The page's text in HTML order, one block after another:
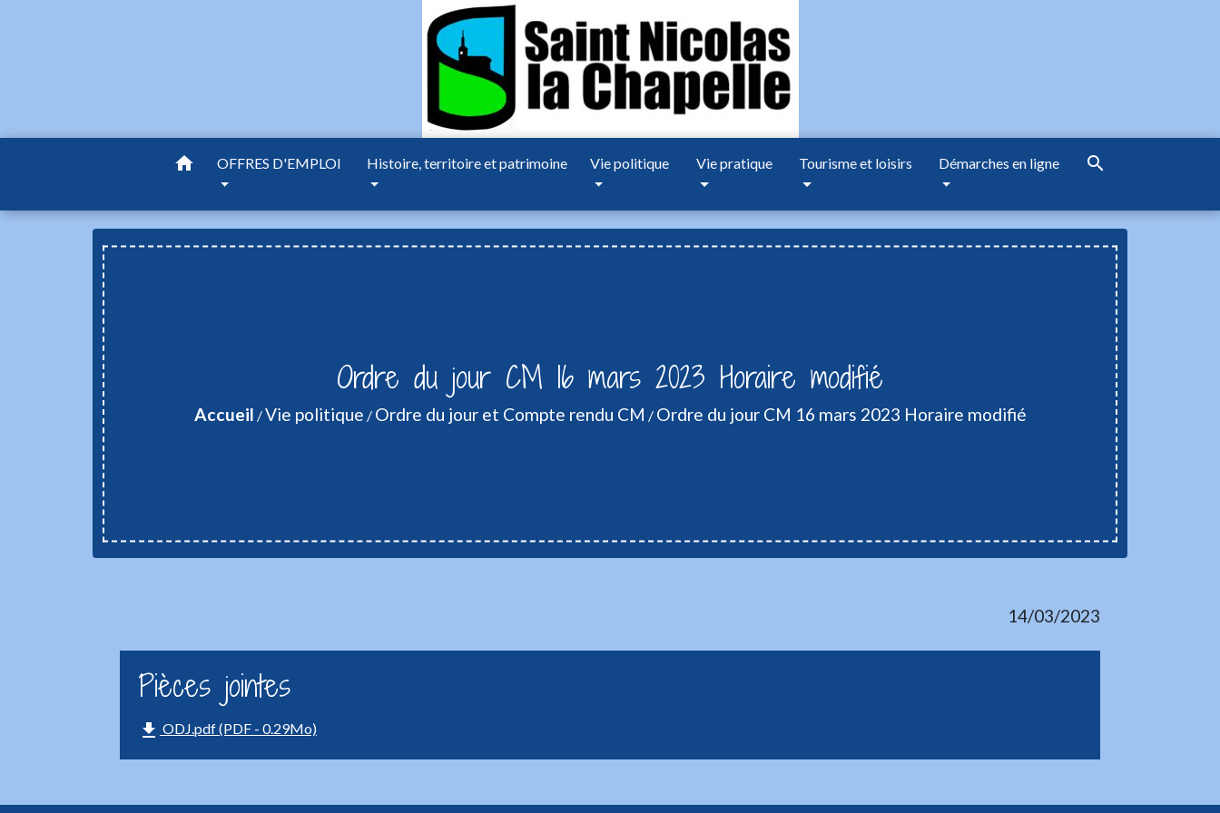
home OFFRES D'EMPLOI Histoire, territoire et patrimoine Vie politique Vie pratique Tourisme et loisirs Démarches en ligne search
Ordre du jour CM 16 mars 2023 Horaire modifié
Accueil /Vie politique / Ordre du jour et Compte rendu CM / Ordre du jour CM 16 mars 2023 Horaire modifié
14/03/2023
Pièces jointes
file_download ODJ.pdf (PDF - 0.29Mo)